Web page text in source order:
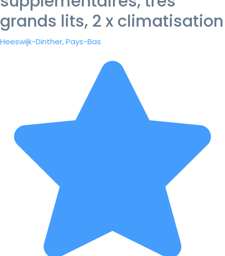
grands lits, 2 x climatisation
Heeswijk-Dinther, Pays-Bas